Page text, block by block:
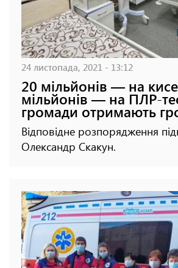
24 листопада, 2021 - 13:12
20 мільйонів — на
мільйонів — на ПЛР-
громади отримають
Відповідне розпорядження
Олександр Скакун.